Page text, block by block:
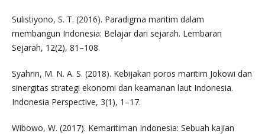
Sulistiyono, S. T. (2016). Paradigma maritim dalam
membangun Indonesia: Belajar dari sejarah. Lembaran
Sejarah, 12(2), 81–108.
Syahrin, M. N. A. S. (2018). Kebijakan poros maritim Jokowi dan
sinergitas strategi ekonomi dan keamanan laut Indonesia.
Indonesia Perspective, 3(1), 1–17.
Wibowo, W. (2017). Kemaritiman Indonesia: Sebuah kajian